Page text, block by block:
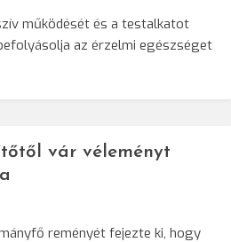
működését és a testalkatot
az érzelmi egészséget
vár véleményt
reményét fejezte ki, hogy